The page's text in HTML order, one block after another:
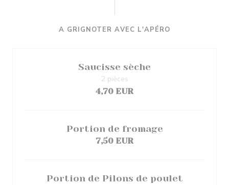
A GRIGNOTER AVEC L'APÉRO
Saucisse sèche
2 pièces
4,70 EUR
Portion de fromage
7,50 EUR
Portion de Pilons de poulet